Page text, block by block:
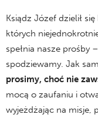
Ksiądz Józef dzielił
których
spełnia nasze prośby
spodziewamy. Jak
prosimy, choć nie
mocą o zaufaniu i
wyjeżdżając na misje,